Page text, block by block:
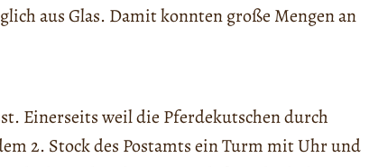
aus Glas. Damit konnten große Mengen an
Einerseits weil die Pferdekutschen durch
2. Stock des Postamts ein Turm mit Uhr und